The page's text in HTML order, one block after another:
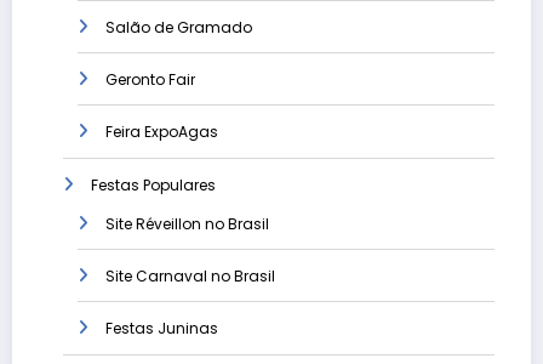
Salão de Gramado
Geronto Fair
Feira ExpoAgas
Festas Populares
Site Réveillon no Brasil
Site Carnaval no Brasil
Festas Juninas